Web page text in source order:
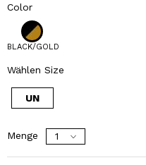
Color
BLACK/GOLD
Wählen Size
UN
Menge